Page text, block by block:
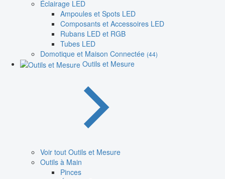
Éclairage LED
Ampoules et Spots LED
Composants et Accessoires LED
Rubans LED et RGB
Tubes LED
Domotique et Maison Connectée (44)
Outils et Mesure
Voir tout Outils et Mesure
Outils à Main
Pinces